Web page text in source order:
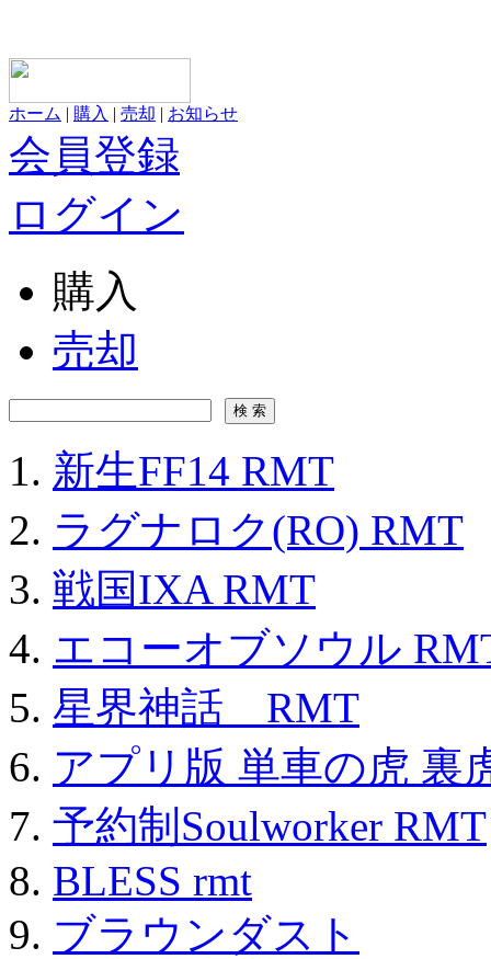
ホーム | 購入 | 売却 | お知らせ
会員登録
ログイン
購入
売却
新生FF14 RMT
ラグナロク(RO) RMT
戦国IXA RMT
エコーオブソウル
星界神話 RMT
アプリ版 単車の虎 裏
予約制Soulworker RMT
BLESS rmt
ブラウンダスト